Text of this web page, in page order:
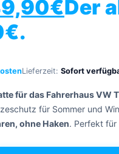
€Der
Lieferzeit: Sofort
für das Fahrerhaus VW
für Sommer und
ohne Haken. Perfekt für